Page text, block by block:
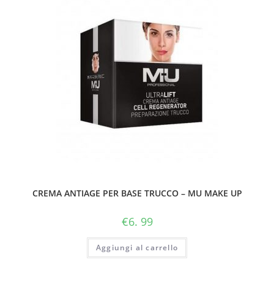
CREMA ANTIAGE PER BASE TRUCCO – MU MAKE UP
€6. 99
Aggiungi al carrello